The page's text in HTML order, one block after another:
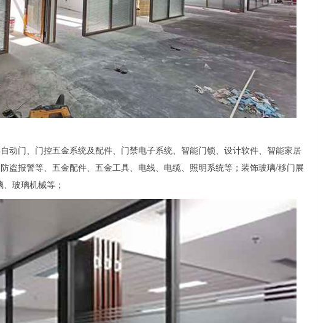
动门、门控五金系统及配件、门禁电子系统、智能门锁、设计软件、智能家居
盗报警等、五金配件、五金工具、电线、电缆、照明系统等；装饰玻璃/移门展
玻璃机械等；